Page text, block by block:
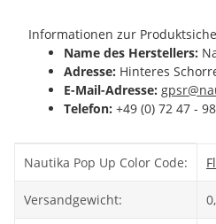
Informationen zur
Name des Herstellers:
Adresse: Hinteres
E-Mail-Adresse:
Telefon: +49 (0) 72 47 -
Nautika Pop Up Color Code:
Versandgewicht: